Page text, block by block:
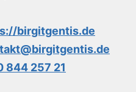
birgitgentis.de
844 257 21